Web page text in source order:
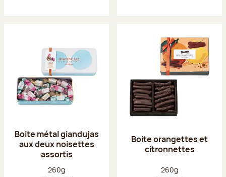
Boite métal giandujas
aux deux noisettes
assortis
Poids net :
260g
Boite orangettes et
citronnettes
Poids net :
260g